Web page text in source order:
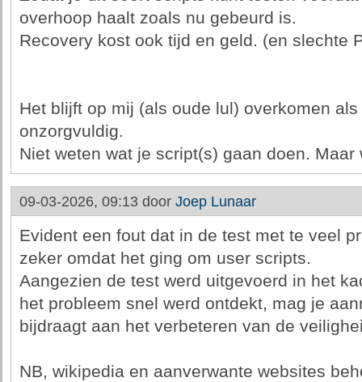
overhoop haalt zoals nu gebeurd is.
Recovery kost ook tijd en geld. (en slechte
Het blijft op mij (als oude lul) overkomen
onzorgvuldig.
Niet weten wat je script(s) gaan doen.
09-03-2026, 09:13 door Joep Lunaar
Evident een fout dat in de test met te veel
zeker omdat het ging om user scripts.
Aangezien de test werd uitgevoerd in het
het probleem snel werd ontdekt, mag je
bijdraagt aan het verbeteren van de
NB, wikipedia en aanverwante websites